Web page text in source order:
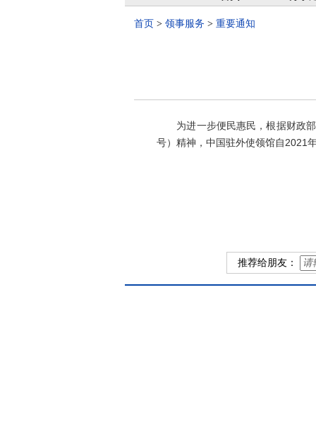
首页 > 领事服务 > 重要通知
为进一步便民惠民，根据财政部
号）精神，中国驻外使领馆自2021
推荐给朋友：